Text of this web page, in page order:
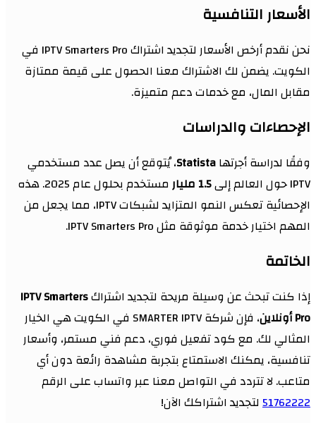
الأسعار التنافسية
نحن نقدم أرخص الأسعار لتجديد اشتراك IPTV Smarters Pro في
الكويت. يضمن لك الاشتراك معنا الحصول على قيمة ممتازة
مقابل المال، مع خدمات دعم متميزة.
الإحصاءات والدراسات
وفقًا لدراسة أجرتهاStatista، يُتوقع أن يصل عدد مستخدمي
IPTV حول العالم إلى
1.5 مليار
مستخدم بحلول عام 2025. هذه
الإحصائية تعكس النمو المتزايد لشبكات IPTV، مما يجعل من
المهم اختيار خدمة موثوقة مثل IPTV Smarters Pro.
الخاتمة
إذا كنت تبحث عن وسيلة مريحة لتجديد اشتراكIPTV Smarters
Pro أونلاين
، فإن شركة SMARTER IPTV في الكويت هي الخيار
المثالي لك. مع كود تفعيل فوري، دعم فني مستمر، وأسعار
تنافسية، يمكنك الاستمتاع بتجربة مشاهدة رائعة دون أي
متاعب. لا تتردد في التواصل معنا عبر واتساب على الرقم
51762222 لتجديد اشتراكك الآن!